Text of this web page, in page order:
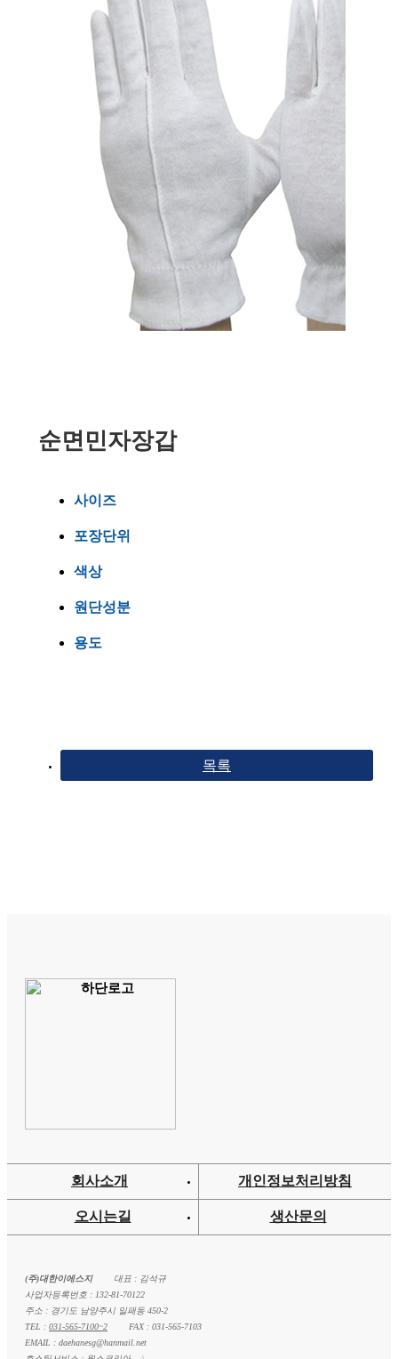
순면민자장갑
사이즈
포장단위
색상
원단성분
용도
목록
회사소개 개인정보처리방침
오시는길 생산문의
(주)대한이에스지
대표 : 김석규
사업자등록번호 : 132-81-70122
주소 : 경기도 남양주시 일패동 450-2
TEL : 031-565-7100~2
FAX : 031-565-7103
EMAIL : daehanesg@hanmail.net